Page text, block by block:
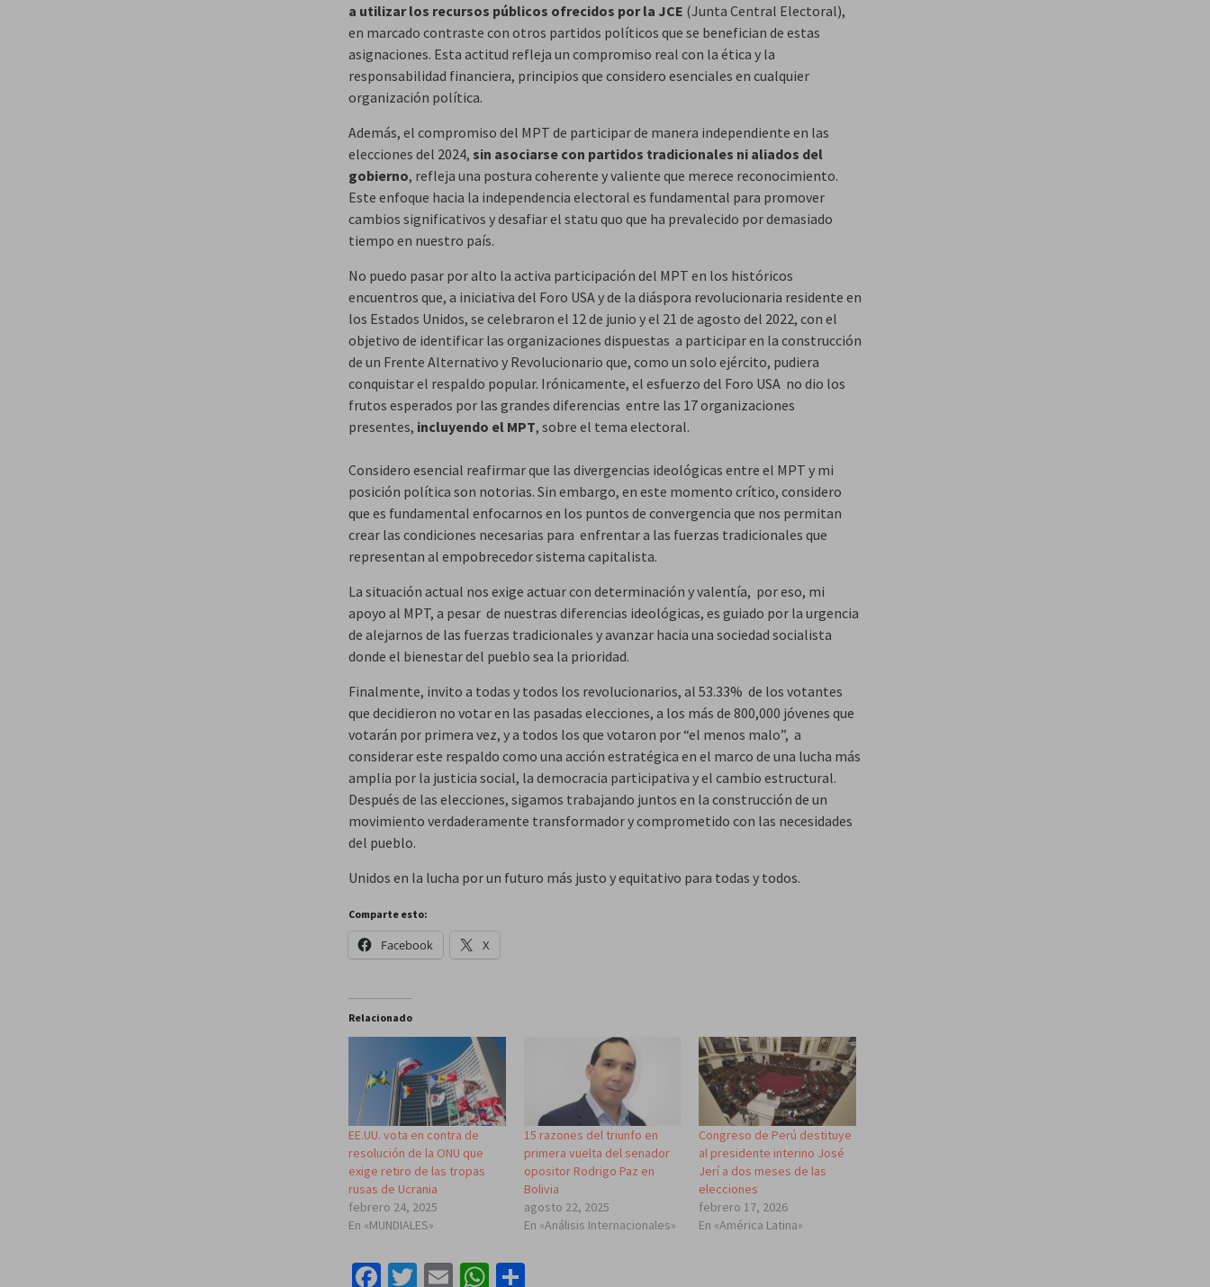
a utilizar los recursos públicos ofrecidos por la JCE (Junta Central Electoral),
en marcado contraste con otros partidos políticos que se benefician de estas
asignaciones. Esta actitud refleja un compromiso real con la ética y la
responsabilidad financiera, principios que considero esenciales en cualquier
organización política.
Además, el compromiso del MPT de participar de manera independiente en las
elecciones del 2024, sin asociarse con partidos tradicionales ni aliados del
gobierno, refleja una postura coherente y valiente que merece reconocimiento.
Este enfoque hacia la independencia electoral es fundamental para promover
cambios significativos y desafiar el statu quo que ha prevalecido por demasiado
tiempo en nuestro país.
No puedo pasar por alto la activa participación del MPT en los históricos
encuentros que, a iniciativa del Foro USA y de la diáspora revolucionaria residente en
los Estados Unidos, se celebraron el 12 de junio y el 21 de agosto del 2022, con el
objetivo de identificar las organizaciones dispuestas a participar en la construcción
de un Frente Alternativo y Revolucionario que, como un solo ejército, pudiera
conquistar el respaldo popular. Irónicamente, el esfuerzo del Foro USA no dio los
frutos esperados por las grandes diferencias entre las 17 organizaciones
presentes, incluyendo el MPT, sobre el tema electoral.
Considero esencial reafirmar que las divergencias ideológicas entre el MPT y mi
posición política son notorias. Sin embargo, en este momento crítico, considero
que es fundamental enfocarnos en los puntos de convergencia que nos permitan
crear las condiciones necesarias para enfrentar a las fuerzas tradicionales que
representan al empobrecedor sistema capitalista.
La situación actual nos exige actuar con determinación y valentía, por eso, mi
apoyo al MPT, a pesar de nuestras diferencias ideológicas, es guiado por la urgencia
de alejarnos de las fuerzas tradicionales y avanzar hacia una sociedad socialista
donde el bienestar del pueblo sea la prioridad.
Finalmente, invito a todas y todos los revolucionarios, al 53.33% de los votantes
que decidieron no votar en las pasadas elecciones, a los más de 800,000 jóvenes que
votarán por primera vez, y a todos los que votaron por “el menos malo”, a
considerar este respaldo como una acción estratégica en el marco de una lucha más
amplia por la justicia social, la democracia participativa y el cambio estructural.
Después de las elecciones, sigamos trabajando juntos en la construcción de un
movimiento verdaderamente transformador y comprometido con las necesidades
del pueblo.
Unidos en la lucha por un futuro más justo y equitativo para todas y todos.
Comparte esto:
Facebook X
Relacionado
EE.UU. vota en contra de
resolución de la ONU que
exige retiro de las tropas
rusas de Ucrania
febrero 24, 2025
En «MUNDIALES»
15 razones del triunfo en
primera vuelta del senador
opositor Rodrigo Paz en
Bolivia
agosto 22, 2025
En «Análisis Internacionales»
Congreso de Perú destituye
al presidente interino José
Jerí a dos meses de las
elecciones
febrero 17, 2026
En «América Latina»
Facebook
Twitter
EmailWhatsApp